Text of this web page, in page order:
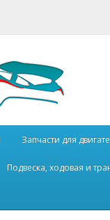
Запчасти для
Подвеска, ходовая и